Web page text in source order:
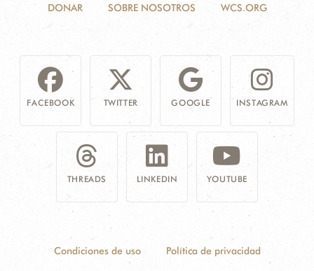
DONAR SOBRE NOSOTROS WCS.ORG
FACEBOOK TWITTER GOOGLE INSTAGRAM
THREADS LINKEDIN YOUTUBE
Condiciones de uso Política de privacidad